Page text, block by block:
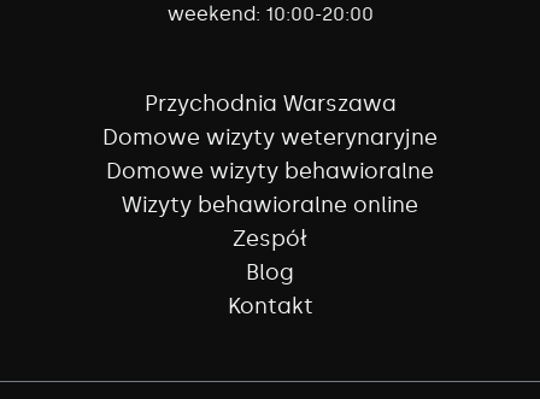
weekend: 10:00-20:00
Przychodnia Warszawa
Domowe wizyty weterynaryjne
Domowe wizyty behawioralne
Wizyty behawioralne online
Zespół
Blog
Kontakt